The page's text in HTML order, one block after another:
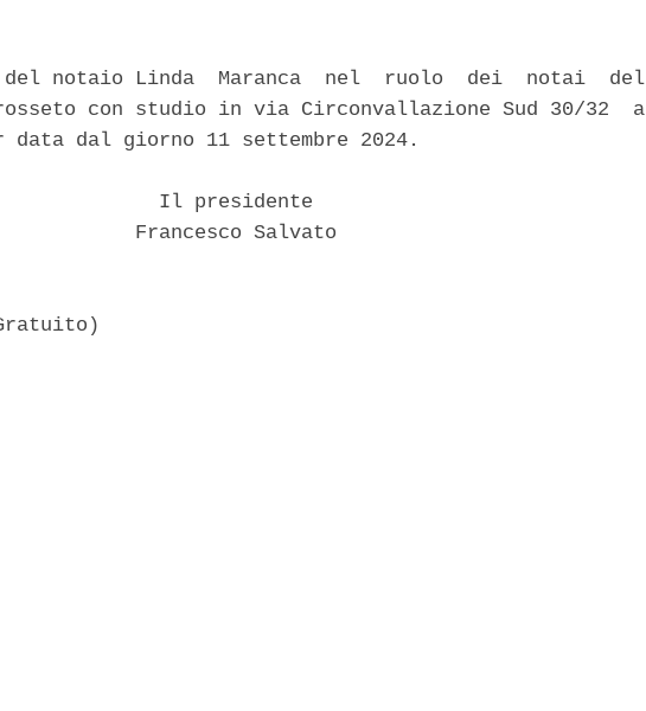
notaio Linda  Maranca  nel  ruolo  dei  notai  del
con studio in via Circonvallazione Sud 30/32  a
data dal giorno 11 settembre 2024.
Il presidente
Francesco Salvato